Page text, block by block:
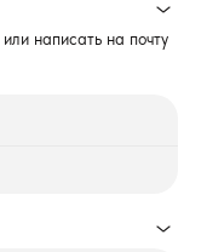
или написать на почту